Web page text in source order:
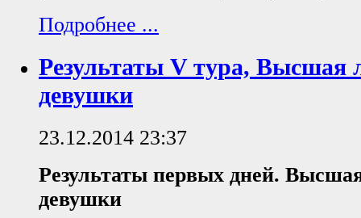
Подробнее ...
Результаты V тура,
девушки
23.12.2014 23:37
Результаты первых дней.
девушки